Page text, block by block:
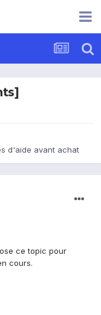
d'aide avant achat
ce topic pour
cours.